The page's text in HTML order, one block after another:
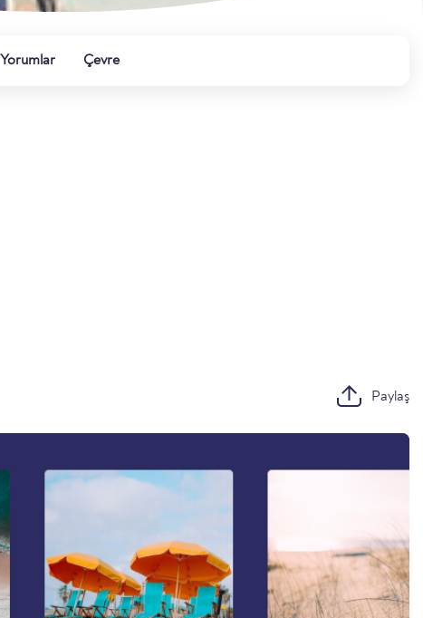
Yorumlar Çevre
Paylaş